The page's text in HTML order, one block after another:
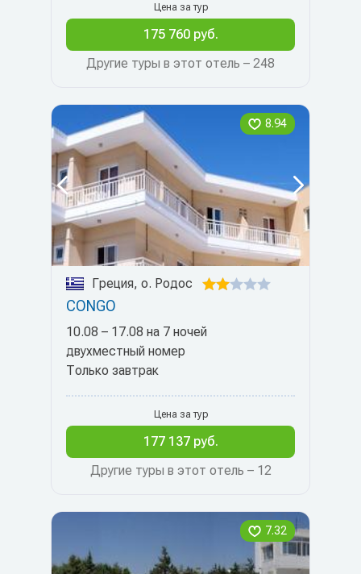
Другие туры в этот отель – 248
Цена за тур
175 760 руб.
8.94
Греция, о. Родос
CONGO
10.08 – 17.08 на 7 ночей
двухместный номер
Только завтрак
Другие туры в этот отель – 12
Цена за тур
177 137 руб.
7.32